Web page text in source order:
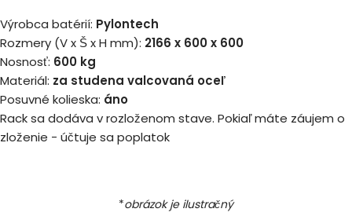
Výrobca batérií: Pylontech
Rozmery (V x Š x H mm): 2166 x 600 x 600
Nosnosť: 600 kg
Materiál: za studena valcovaná oceľ
Posuvné kolieska: áno
Rack sa dodáva v rozloženom stave. Pokiaľ máte záujem o
zloženie - účtuje sa poplatok
*obrázok je ilustračný